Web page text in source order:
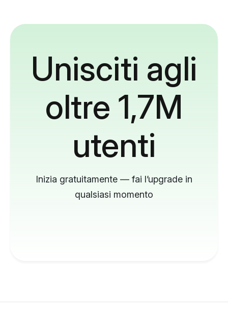
Unisciti agli
oltre 1,7M
utenti
Inizia gratuitamente — fai l’upgrade in
qualsiasi momento